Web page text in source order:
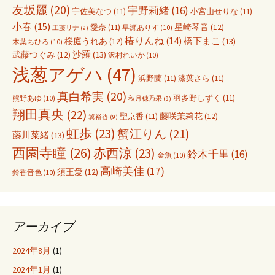
友坂麗 (20) 宇佐美なつ (11) 宇野莉緒(16) 小宮山せりな (11)
小春 (15) 工藤リナ (9) 愛奈(11) 早瀬ありす (10) 星崎琴音(12)
木葉ちひろ (10) 桜庭うれあ (12) 椿りんね (14) 橋下まこ (13)
武藤つぐみ (12) 沙羅 (13) 沢村れいか (10)
浅葱アゲハ (47) 浜野蘭(11) 漆葉さら (11)
熊野あゆ (10) 真白希実 (20) 秋月穂乃果 (9) 羽多野しずく (11)
翔田真央 (22) 翼裕香 (9) 聖京香 (11) 藤咲茉莉花(12)
藤川菜緒(13) 虹歩 (23) 蟹江りん (21)
西園寺瞳 (26)赤西涼 (23) 金魚 (10) 鈴木千里 (16)
鈴香音色 (10) 須王愛 (12) 高崎美佳 (17)
アーカイブ
2024年8月 (1)
2024年1月 (1)